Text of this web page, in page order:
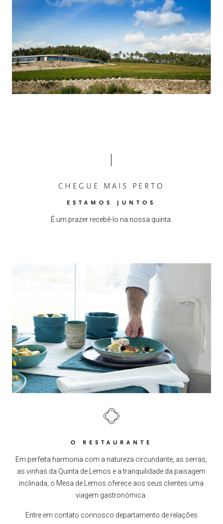
CHEGUE MAIS PERTO
ESTAMOS JUNTOS
É um prazer recebê-lo na nossa quinta.
O RESTAURANTE
Em perfeita harmonia com a natureza circundante, as serras,
as vinhas da Quinta de Lemos e a tranquilidade da paisagem
inclinada, o Mesa de Lemos oferece aos seus clientes uma
viagem gastronómica.
Entre em contato connosco departamento de relações